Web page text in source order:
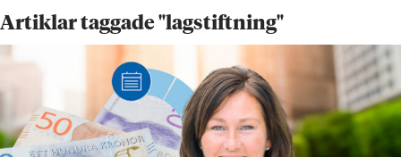
Artiklar taggade "lagstiftning"